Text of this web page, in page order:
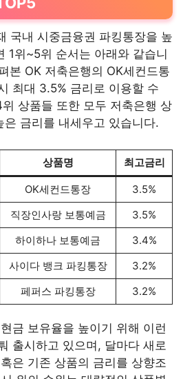
국내 시중금융권 파킹통장을 높
1위~5위 순서는 아래와 같습니
본 OK 저축은행의 OK세컨드통
최대 3.5% 금리로 이용할 수
상품들 또한 모두 저축은행 상
금리를 내세우고 있습니다.
상품명 최고금리
OK세컨드통장
3.5%
직장인사랑 보통예금
3.5%
하이하나 보통예금
3.4%
사이다 뱅크 파킹통장
3.2%
페퍼스 파킹통장 3.2%
금 보유율을 높이기 위해 이런
출시하고 있으며, 달마다 새로
은 기존 상품의 금리를 상향조